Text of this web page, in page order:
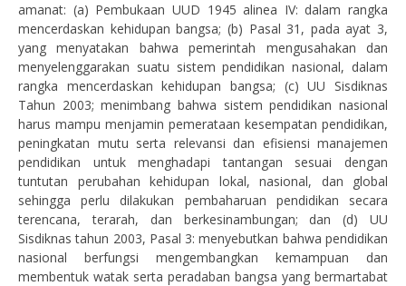
amanat: (a) Pembukaan UUD 1945 alinea IV: dalam rangka
mencerdaskan kehidupan bangsa; (b) Pasal 31, pada ayat 3,
yang menyatakan bahwa pemerintah mengusahakan dan
menyelenggarakan suatu sistem pendidikan nasional, dalam
rangka mencerdaskan kehidupan bangsa; (c) UU Sisdiknas
Tahun 2003; menimbang bahwa sistem pendidikan nasional
harus mampu menjamin pemerataan kesempatan pendidikan,
peningkatan mutu serta relevansi dan efisiensi manajemen
pendidikan untuk menghadapi tantangan sesuai dengan
tuntutan perubahan kehidupan lokal, nasional, dan global
sehingga perlu dilakukan pembaharuan pendidikan secara
terencana, terarah, dan berkesinambungan; dan (d) UU
Sisdiknas tahun 2003, Pasal 3: menyebutkan bahwa pendidikan
nasional berfungsi mengembangkan kemampuan dan
membentuk watak serta peradaban bangsa yang bermartabat